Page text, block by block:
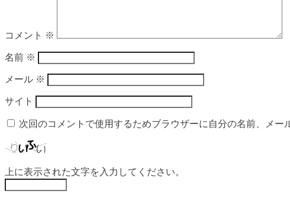
コメント ※
名前 ※
メール ※
サイト
次回のコメントで使用するためブラウザーに自分の名前、メー
上に表示された文字を入力してください。